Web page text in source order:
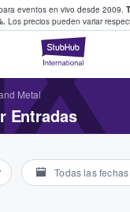
eventos en vivo desde 2009.
Los precios pueden variar
entre
Metal
Entradas
Todas las fechas